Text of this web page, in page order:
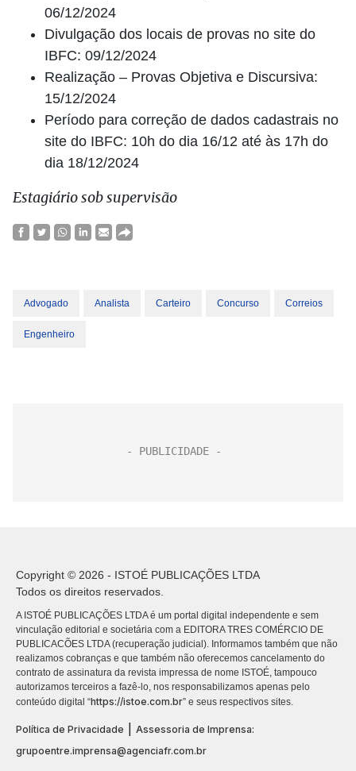
06/12/2024
Divulgação dos locais de provas no site do
IBFC: 09/12/2024
Realização – Provas Objetiva e Discursiva:
15/12/2024
Período para correção de dados cadastrais no
site do IBFC: 10h do dia 16/12 até às 17h do
dia 18/12/2024
Estagiário sob supervisão
Advogado Analista Carteiro Concurso Correios
Engenheiro
Copyright © 2026 - ISTOÉ PUBLICAÇÕES LTDA
Todos os direitos reservados.
A ISTOÉ PUBLICAÇÕES LTDA é um portal digital independente e sem
vinculação editorial e societária com a EDITORA TRES COMÉRCIO DE
PUBLICACÕES LTDA (recuperação judicial). Informamos também que não
realizamos cobranças e que também não oferecemos cancelamento do
contrato de assinatura da revista impressa de nome ISTOÉ, tampouco
autorizamos terceiros a fazê-lo, nos responsabilizamos apenas pelo
conteúdo digital “https://istoe.com.br” e seus respectivos sites.
Política de Privacidade
Assessoria de Imprensa:
grupoentre.imprensa@agenciafr.com.br